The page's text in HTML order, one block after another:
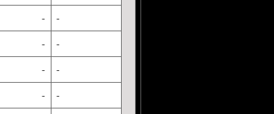
- -
- -
- -
- -